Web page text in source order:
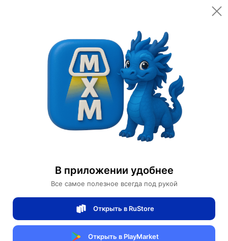
В приложении удобнее
Все самое полезное всегда под рукой
Открыть в RuStore
Открыть в PlayMarket
Открыть
Категории Товары для красоты
Эссенция
Эссенция для роста ресниц
1 отзывов 0
Магазин Bioaqua
Артикул:BQY9187